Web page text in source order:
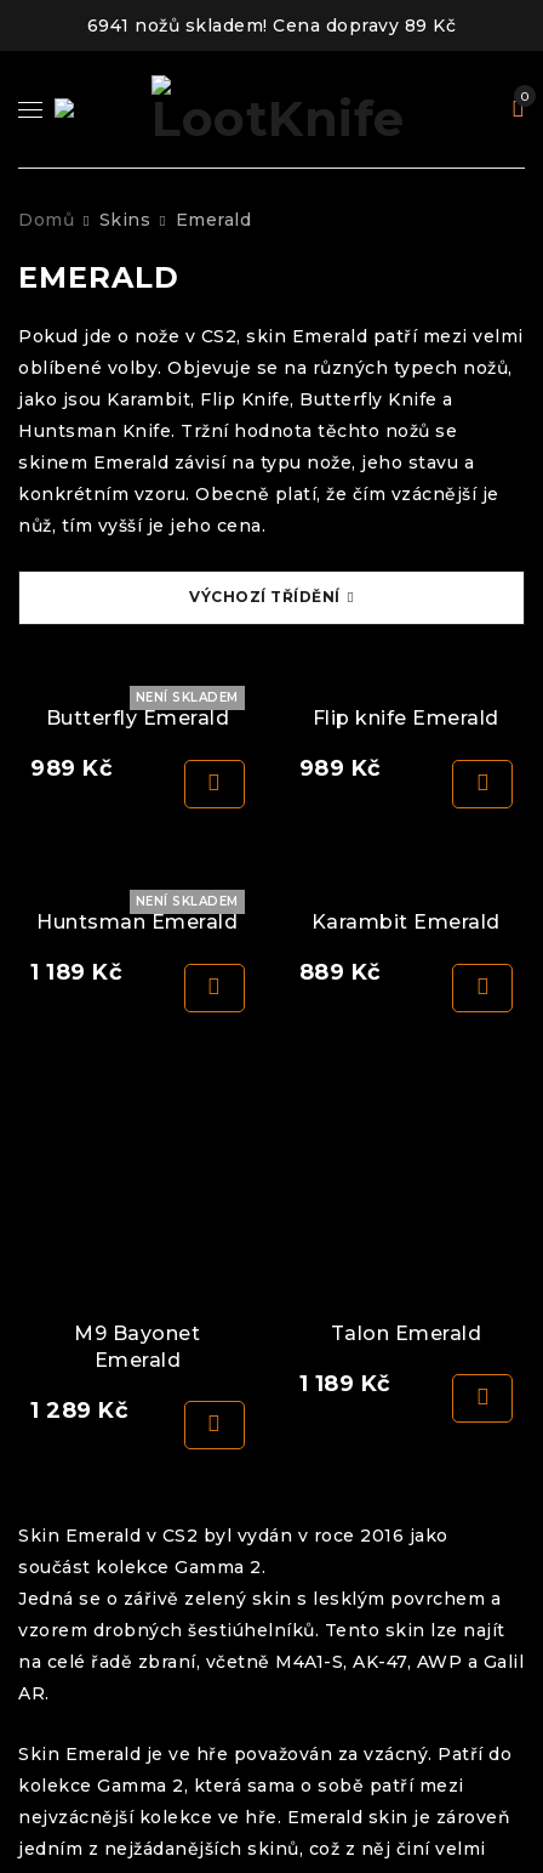
6941 nožů skladem! Cena dopravy 89 Kč
0
Domů Skins Emerald
EMERALD
Pokud jde o nože v CS2, skin Emerald patří mezi velmi
oblíbené volby. Objevuje se na různých typech nožů,
jako jsou Karambit, Flip Knife, Butterfly Knife a
Huntsman Knife. Tržní hodnota těchto nožů se
skinem Emerald závisí na typu nože, jeho stavu a
konkrétním vzoru. Obecně platí, že čím vzácnější je
nůž, tím vyšší je jeho cena.
VÝCHOZÍ TŘÍDĚNÍ
NENÍ SKLADEM
Butterfly Emerald
989 Kč
Flip knife Emerald
989 Kč
NENÍ SKLADEM
Huntsman Emerald
1 189 Kč
Karambit Emerald
889 Kč
M9 Bayonet
Emerald
1 289 Kč
Talon Emerald
1 189 Kč
Skin Emerald v CS2 byl vydán v roce 2016 jako
součást kolekce Gamma 2.
Jedná se o zářivě zelený skin s lesklým povrchem a
vzorem drobných šestiúhelníků. Tento skin lze najít
na celé řadě zbraní, včetně M4A1-S, AK-47, AWP a Galil
AR.
Skin Emerald je ve hře považován za vzácný. Patří do
kolekce Gamma 2, která sama o sobě patří mezi
nejvzácnější kolekce ve hře. Emerald skin je zároveň
jedním z nejžádanějších skinů, což z něj činí velmi